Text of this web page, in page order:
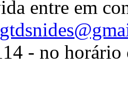
entre em
- no horário